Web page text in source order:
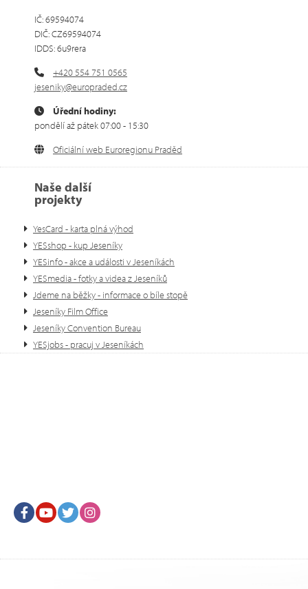
IČ: 69594074
DIČ: CZ69594074
IDDS: 6u9rera
+420 554 751 0565
jeseniky@europraded.cz
Úřední hodiny:
pondělí až pátek 07:00 - 15:30
Oficiální web Euroregionu Praděd
Naše další
projekty
YesCard - karta plná výhod
YESshop - kup Jeseníky
YESinfo - akce a události v Jeseníkách
YESmedia - fotky a videa z Jeseníků
Jdeme na běžky - informace o bíle stopě
Jeseníky Film Office
Jeseníky Convention Bureau
YESjobs - pracuj v Jeseníkách
FacebookYoutubeTwitter